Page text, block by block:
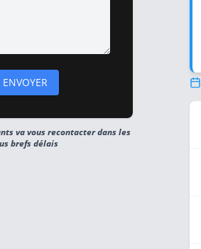
va vous recontacter dans les
brefs délais